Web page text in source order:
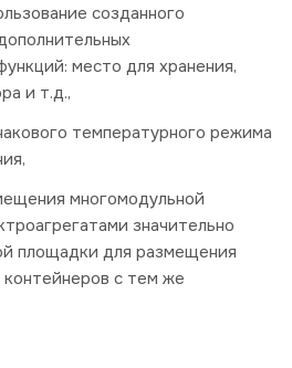
созданного
место для хранения,
и т.д.,
температурного режима
многомодульной
значительно
площадки для размещения
с тем же